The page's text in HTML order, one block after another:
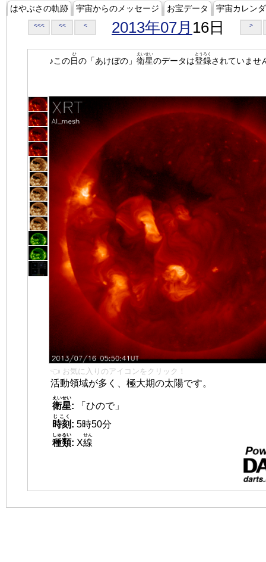
はやぶさの軌跡 宇宙からのメッセージ お宝データ 宇宙カレン
<<< << < 2013年07月 16日 >
♪この日
ひ
の「あけぼの」 衛星
えいせい
のデータは登録
とうろく
されていませ
👈 お気に入りのアイコンをクリック！
活動領域が多く、極大期の太陽です。
衛星
えいせい
:
「ひので」
時刻
じこく
: 5時50分
種類
しゅるい
: X線
せん